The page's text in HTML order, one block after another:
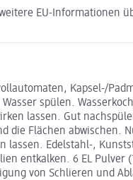
EU-Informationen
Kapsel-/
spülen.
lassen. Gut
die Flächen abwischen.
lassen. Edelstahl-,
entkalken. 6 EL Pulver
von Schlieren und